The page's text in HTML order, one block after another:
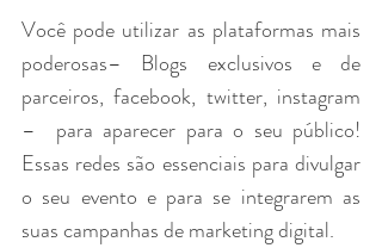
Você pode utilizar as plataformas mais
poderosas– Blogs exclusivos e de
parceiros, facebook, twitter, instagram
–  para aparecer para o seu público!
Essas redes são essenciais para divulgar
o seu evento e para se integrarem as
suas campanhas de marketing digital.